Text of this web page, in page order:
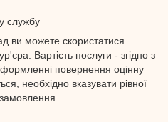
службу
ви можете скористатися
Вартість послуги - згідно з
повернення оцінну
необхідно вказувати рівної